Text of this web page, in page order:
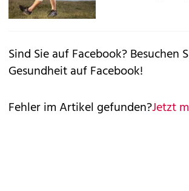
Sind Sie auf Facebook?Besuchen
Gesundheit auf Facebook!
Fehler im Artikel gefunden?Jetzt